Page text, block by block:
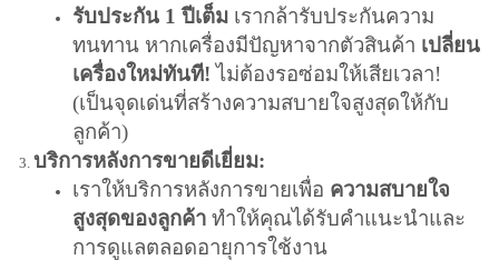
รับประกัน 1 ปีเต็ม เรากล้ารับประกันความ
ทนทาน หากเครื่องมีปัญหาจากตัวสินค้า เปลี่ยน
เครื่องใหม่ทันที! ไม่ต้องรอซ่อมให้เสียเวลา!
(เป็นจุดเด่นที่สร้างความสบายใจสูงสุดให้กับ
ลูกค้า)
บริการหลังการขายดีเยี่ยม:
เราให้บริการหลังการขายเพื่อ ความสบายใจ
สูงสุดของลูกค้า ทำให้คุณได้รับคำแนะนำและ
การดูแลตลอดอายุการใช้งาน